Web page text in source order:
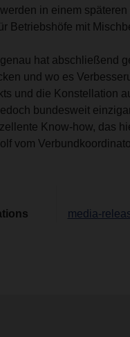
in einem
Betriebshöfe mit
hat abschließend
und wo es
und die Konstellation
bundesweit
Know-how, das
vom
media-